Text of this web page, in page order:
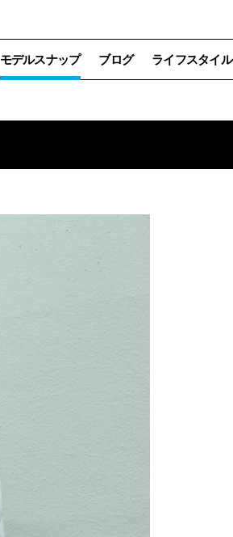
モデルスナップ ブログ ライフスタイル